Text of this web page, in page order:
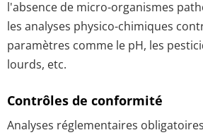
l'absence de micro-organismes
les analyses physico-chimiques
paramètres comme le pH, les
lourds, etc.
Contrôles de conformité
Analyses réglementaires